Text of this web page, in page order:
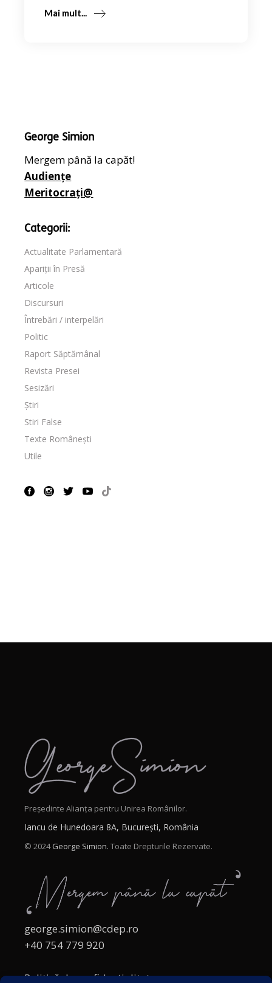
Mai mult...
George Simion
Mergem până la capăt!
Audiențe
Meritocrați@
Categorii:
Actualitate Parlamentară
Apariții în Presă
Articole
Discursuri
Întrebări / interpelări
Politic
Raport Săptămânal
Revista Presei
Sesizări
Știri
Stiri False
Texte Românești
Utile
Președinte Alianța pentru Unirea Românilor.
Iancu de Hunedoara 8A, București, România
© 2024George Simion. Toate Drepturile Rezervate.
george.simion@cdep.ro
+40 754 779 920
Politică de confidențialitate